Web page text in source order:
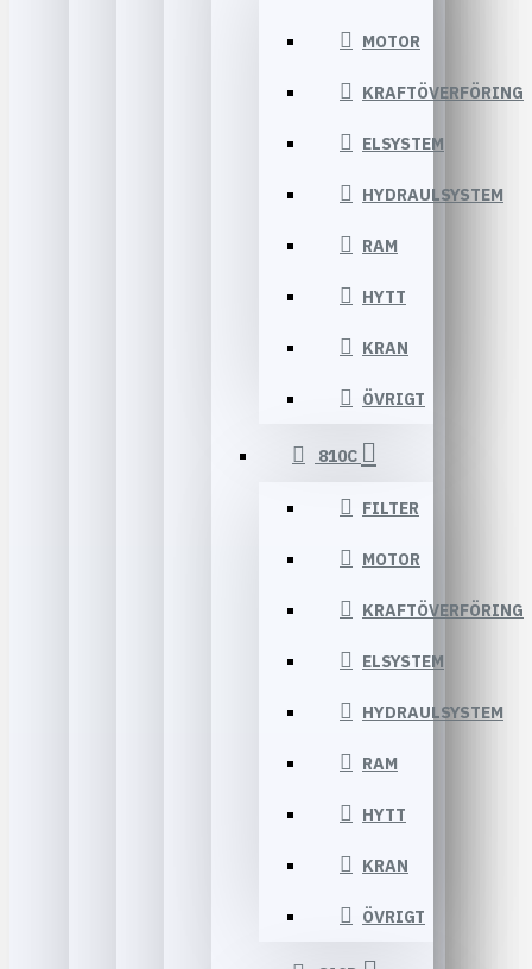
MOTOR
KRAFTÖVERFÖRING
ELSYSTEM
HYDRAULSYSTEM
RAM
HYTT
KRAN
ÖVRIGT
810C
FILTER
MOTOR
KRAFTÖVERFÖRING
ELSYSTEM
HYDRAULSYSTEM
RAM
HYTT
KRAN
ÖVRIGT